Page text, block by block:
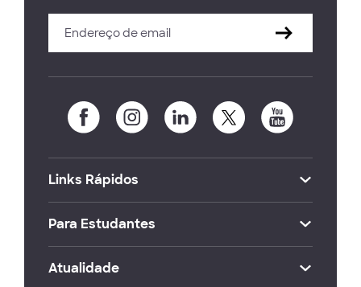
Links Rápidos
Para Estudantes
Atualidade